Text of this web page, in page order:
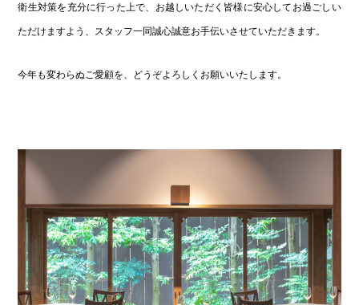
衛生対策を充分に行った上で、お越しいただく皆様に安心してお過ごしい
ただけますよう、スタッフ一同誠心誠意お手伝いさせていただきます。
今年も変わらぬご愛顧を、どうぞよろしくお願いいたします。